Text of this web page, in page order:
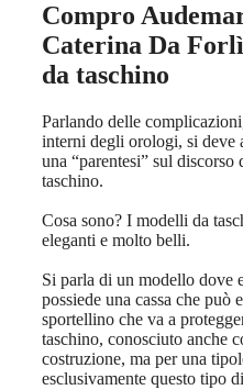
Compro
Caterina Da
da taschino
Parlando delle
interni degli orologi, si deve
una “parentesi” sul
taschino.
Cosa sono? I modelli da
eleganti e molto belli.
Si parla di un modello dove
possiede una cassa che può
sportellino che va a
taschino, conosciuto anche
costruzione, ma per una
esclusivamente questo tipo